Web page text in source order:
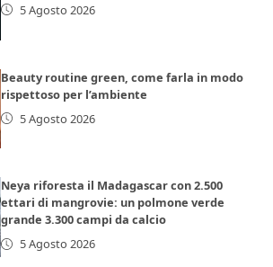
5 Agosto 2026
Beauty routine green, come farla in modo
rispettoso per l’ambiente
5 Agosto 2026
Neya riforesta il Madagascar con 2.500
ettari di mangrovie: un polmone verde
grande 3.300 campi da calcio
5 Agosto 2026